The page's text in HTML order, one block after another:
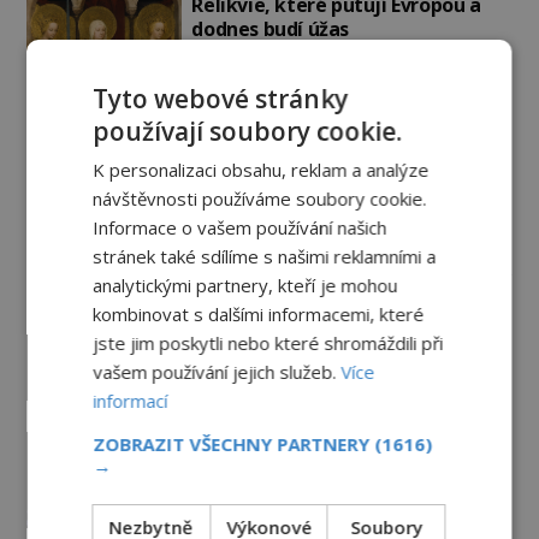
dodnes budí úžas
Železný zázrak z Indie: Proč tento
sloup už 1 600 let nezná rez?
5.8.2026 2.6TIS
Paranormální jevy
Herec Richard Dreyfuss a
muzikant Dave Grohl: Jaké mají
paranormální zážitky?
Hororové zábavní parky: Straší tu
Tyto webové stránky
používají soubory cookie.
K personalizaci obsahu, reklam a analýze
návštěvnosti používáme soubory cookie.
Informace o vašem používání našich
stránek také sdílíme s našimi reklamními a
analytickými partnery, kteří je mohou
kombinovat s dalšími informacemi, které
jste jim poskytli nebo které shromáždili při
vašem používání jejich služeb.Více
informací
ZOBRAZIT VŠECHNY PARTNERY (1616)
→
Nezbytně
Výkonové
Soubory